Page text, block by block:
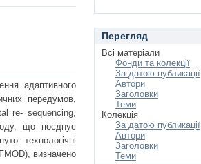
адаптивного
передумов,
re- sequencing,
що поєднує
технологічні
визначено
Перегляд
Всі матеріали
Фонди та колекції
За датою публикації
Автори
Заголовки
Теми
Колекція
За датою публикації
Автори
Заголовки
Теми